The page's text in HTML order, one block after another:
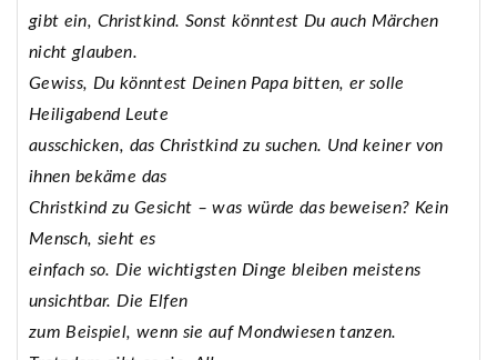
gibt ein, Christkind. Sonst könntest Du auch Märchen
nicht glauben.
Gewiss, Du könntest Deinen Papa bitten, er solle
Heiligabend Leute
ausschicken, das Christkind zu suchen. Und keiner von
ihnen bekäme das
Christkind zu Gesicht – was würde das beweisen? Kein
Mensch, sieht es
einfach so. Die wichtigsten Dinge bleiben meistens
unsichtbar. Die Elfen
zum Beispiel, wenn sie auf Mondwiesen tanzen.